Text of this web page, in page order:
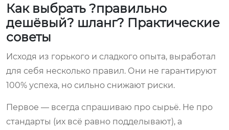
Как выбрать ?правильно
дешёвый? шланг? Практические
советы
Исходя из горького и сладкого опыта, выработал
для себя несколько правил. Они не гарантируют
100% успеха, но сильно снижают риски.
Первое — всегда спрашиваю про сырьё. Не про
стандарты (их всё равно подделывают), а